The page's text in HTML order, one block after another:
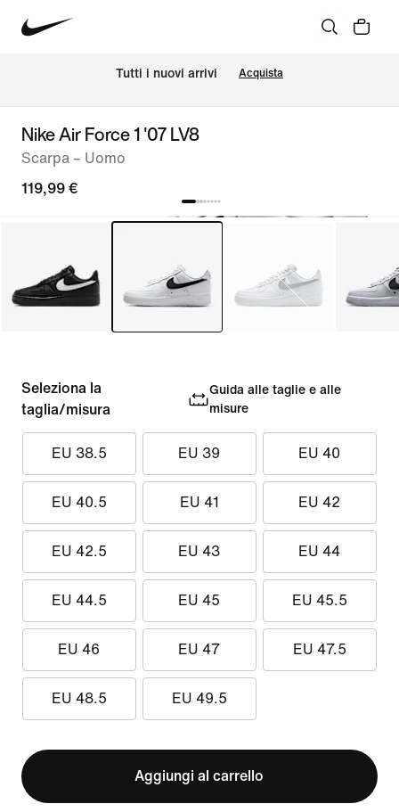
Tutti i nuovi arrivi Acquista
Nike Air Force 1 '07 LV8
Scarpa – Uomo
119,99 €
Seleziona la
taglia/misura
Guida alle taglie e alle
misure
EU 38.5 EU 39 EU 40
EU 40.5 EU 41 EU 42
EU 42.5 EU 43 EU 44
EU 44.5 EU 45 EU 45.5
EU 46 EU 47 EU 47.5
EU 48.5 EU 49.5
Aggiungi al carrello